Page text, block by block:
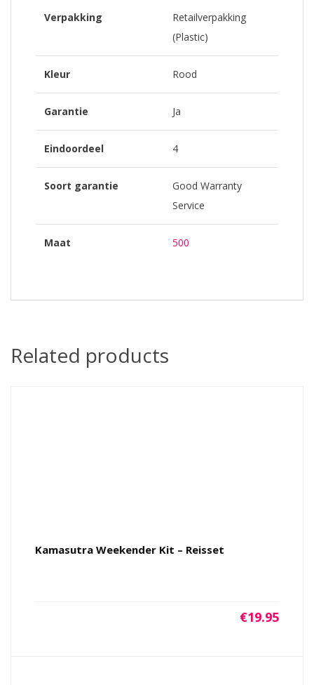
Verpakking
Retailverpakking
(Plastic)
Kleur Rood
Garantie Ja
Eindoordeel 4
Soort garantie
Good Warranty
Service
Maat 500
Related products
Kamasutra Weekender Kit – Reisset
€19.95